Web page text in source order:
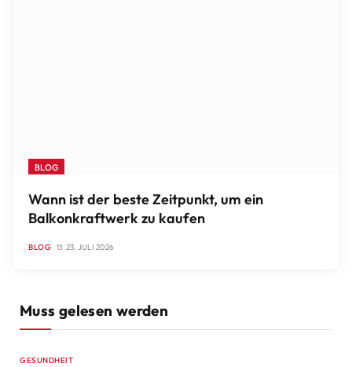
BLOG
Wann ist der beste Zeitpunkt, um ein
Balkonkraftwerk zu kaufen
BLOG 23. JULI 2026
Muss gelesen werden
GESUNDHEIT